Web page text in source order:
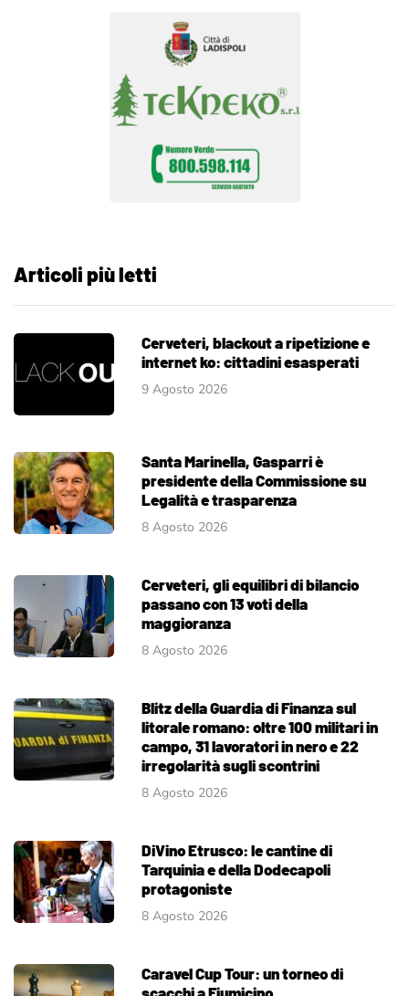
Articoli più letti
Cerveteri, blackout a ripetizione e
internet ko: cittadini esasperati
9 Agosto 2026
Santa Marinella, Gasparri è
presidente della Commissione su
Legalità e trasparenza
8 Agosto 2026
Cerveteri, gli equilibri di bilancio
passano con 13 voti della
maggioranza
8 Agosto 2026
Blitz della Guardia di Finanza sul
litorale romano: oltre 100 militari in
campo, 31 lavoratori in nero e 22
irregolarità sugli scontrini
8 Agosto 2026
DiVino Etrusco: le cantine di
Tarquinia e della Dodecapoli
protagoniste
8 Agosto 2026
Caravel Cup Tour: un torneo di